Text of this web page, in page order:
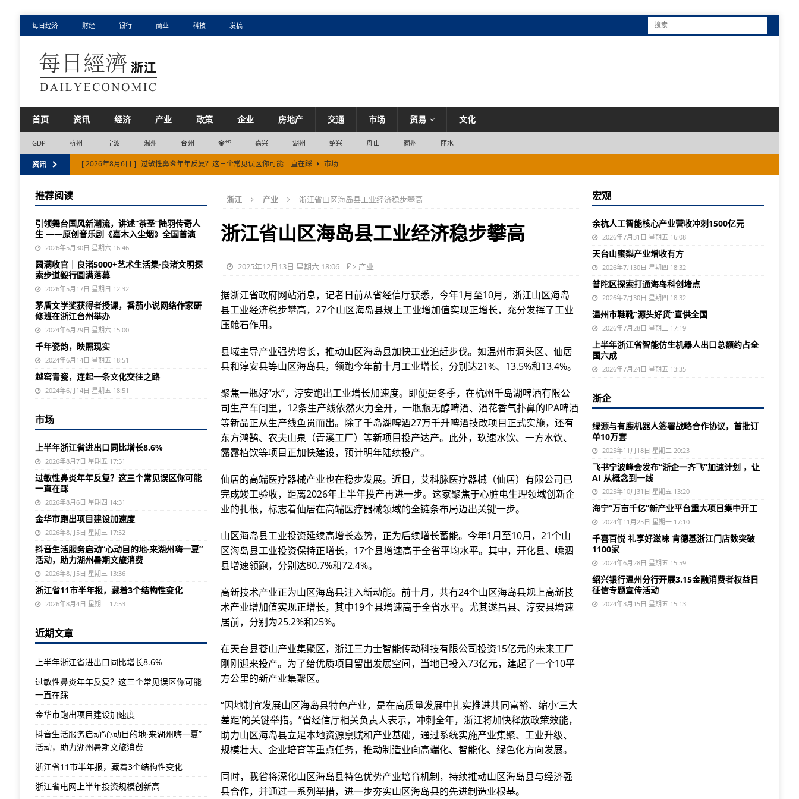
每日经济 财经 银行 商业 科技 发稿
首页 资讯 经济 产业 政策 企业 房地产 交通 市场 贸易 文化
GDP 杭州 宁波 温州 台州 金华 嘉兴 湖州 绍兴 舟山 衢州 丽水
资讯 [ 2026年8月6日 ] 过敏性鼻炎年年反复？这三个常见误区你可能一直在踩
市场
[ 2026年8月5日 ] 抖音生活服务启动“心动目的地·来湖州嗨一夏”活动，助力湖州暑期文旅消费
市场
[ 2026年8月4日 ] 浙江省11市半年报，藏着3个结构性变化
市场
[ 2026年8月7日 ]
上半年浙江省进出口同比增长8.6% 市场
浙江 产业 浙江省山区海岛县工业经济稳步攀高
浙江省山区海岛县工业经济稳步攀高
2025年12月13日 星期六 18:06 产业
据浙江省政府网站消息，记者日前从省经信厅获悉，今年1月至10月，浙江山区海岛
县工业经济稳步攀高，27个山区海岛县规上工业增加值实现正增长，充分发挥了工业
压舱石作用。
县域主导产业强势增长，推动山区海岛县加快工业追赶步伐。如温州市洞头区、仙居
县和淳安县等山区海岛县，领跑今年前十月工业增长，分别达21%、13.5%和13.4%。
聚焦一瓶好“水”，淳安跑出工业增长加速度。即便是冬季，在杭州千岛湖啤酒有限公
司生产车间里，12条生产线依然火力全开，一瓶瓶无醇啤酒、酒花香气扑鼻的IPA啤酒
等新品正从生产线鱼贯而出。除了千岛湖啤酒27万千升啤酒技改项目正式实施，还有
东方鸿鹄、农夫山泉（青溪工厂）等新项目投产达产。此外，玖速水饮、一方水饮、
露露植饮等项目正加快建设，预计明年陆续投产。
仙居的高端医疗器械产业也在稳步发展。近日，艾科脉医疗器械（仙居）有限公司已
完成竣工验收，距离2026年上半年投产再进一步。这家聚焦于心脏电生理领域创新企
业的扎根，标志着仙居在高端医疗器械领域的全链条布局迈出关键一步。
山区海岛县工业投资延续高增长态势，正为后续增长蓄能。今年1月至10月，21个山
区海岛县工业投资保持正增长，17个县增速高于全省平均水平。其中，开化县、嵊泗
县增速领跑，分别达80.7%和72.4%。
高新技术产业正为山区海岛县注入新动能。前十月，共有24个山区海岛县规上高新技
术产业增加值实现正增长，其中19个县增速高于全省水平。尤其遂昌县、淳安县增速
居前，分别为25.2%和25%。
在天台县苍山产业集聚区，浙江三力士智能传动科技有限公司投资15亿元的未来工厂
刚刚迎来投产。为了给优质项目留出发展空间，当地已投入73亿元，建起了一个10平
方公里的新产业集聚区。
“因地制宜发展山区海岛县特色产业，是在高质量发展中扎实推进共同富裕、缩小‘三大
差距’的关键举措。”省经信厅相关负责人表示，冲刺全年，浙江将加快释放政策效能，
助力山区海岛县立足本地资源禀赋和产业基础，通过系统实施产业集聚、工业升级、
规模壮大、企业培育等重点任务，推动制造业向高端化、智能化、绿色化方向发展。
同时，我省将深化山区海岛县特色优势产业培育机制，持续推动山区海岛县与经济强
县合作，并通过一系列举措，进一步夯实山区海岛县的先进制造业根基。
推荐阅读
引领舞台国风新潮流，讲述“茶圣”陆羽传奇人
生 ——原创音乐剧《嘉木入尘烟》全国首演
2026年5月30日 星期六 16:46
圆满收官｜良渚5000+艺术生活集·良渚文明探
索步道毅行圆满落幕
2026年5月17日 星期日 12:32
茅盾文学奖获得者授课，番茄小说网络作家研
修班在浙江台州举办
2024年6月29日 星期六 15:00
千年瓷韵，映照现实
2024年6月14日 星期五 18:51
越窑青瓷，连起一条文化交往之路
2024年6月14日 星期五 18:51
市场
上半年浙江省进出口同比增长8.6%
2026年8月7日 星期五 17:51
过敏性鼻炎年年反复？这三个常见误区你可能
一直在踩
2026年8月6日 星期四 14:31
金华市跑出项目建设加速度
2026年8月5日 星期三 17:52
抖音生活服务启动“心动目的地·来湖州嗨一夏”
活动，助力湖州暑期文旅消费
2026年8月5日 星期三 13:36
浙江省11市半年报，藏着3个结构性变化
2026年8月4日 星期二 17:53
近期文章
上半年浙江省进出口同比增长8.6%
过敏性鼻炎年年反复？这三个常见误区你可能
一直在踩
金华市跑出项目建设加速度
抖音生活服务启动“心动目的地·来湖州嗨一夏”
活动，助力湖州暑期文旅消费
浙江省11市半年报，藏着3个结构性变化
浙江省电网上半年投资规模创新高
宏观
余杭人工智能核心产业营收冲刺1500亿元
2026年7月31日 星期五 16:08
天台山蜜梨产业增收有方
2026年7月30日 星期四 18:32
普陀区探索打通海岛科创堵点
2026年7月30日 星期四 18:32
温州市鞋靴“源头好货”直供全国
2026年7月28日 星期二 17:19
上半年浙江省智能仿生机器人出口总额约占全
国六成
2026年7月24日 星期五 13:35
浙企
绿源与有鹿机器人签署战略合作协议，首批订
单10万套
2025年11月18日 星期二 20:23
飞书宁波峰会发布“浙企一齐飞”加速计划 ，让
AI 从概念到一线
2025年10月31日 星期五 13:20
海宁“万亩千亿”新产业平台重大项目集中开工
2024年11月25日 星期一 17:10
千喜百悦 礼享好滋味 肯德基浙江门店数突破
1100家
2024年6月28日 星期五 15:59
绍兴银行温州分行开展3.15金融消费者权益日
征信专题宣传活动
2024年3月15日 星期五 15:13